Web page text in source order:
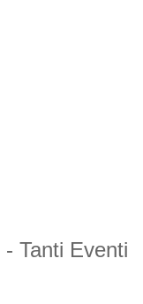
Tanti Eventi